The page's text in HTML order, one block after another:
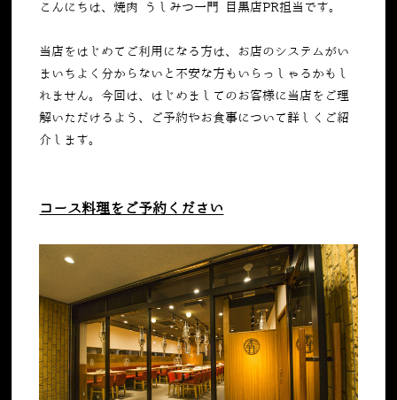
こんにちは、焼肉 うしみつ一門 目黒店PR担当です。
当店をはじめてご利用になる方は、お店のシステムがい
まいちよく分からないと不安な方もいらっしゃるかもし
れません。今回は、はじめましてのお客様に当店をご理
解いただけるよう、ご予約やお食事について詳しくご紹
介します。
コース料理をご予約ください